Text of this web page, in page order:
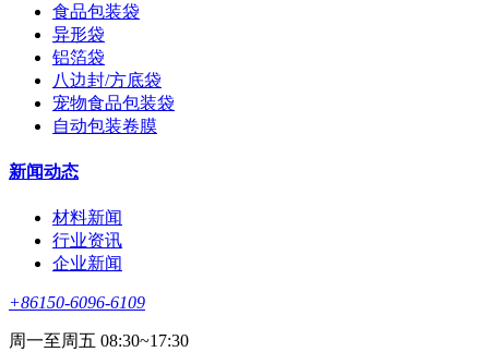
食品包装袋
异形袋
铝箔袋
八边封/方底袋
宠物食品包装袋
自动包装卷膜
新闻动态
材料新闻
行业资讯
企业新闻
+86150-6096-6109
周一至周五 08:30~17:30